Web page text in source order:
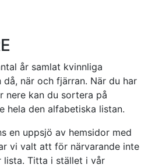
år samlat kvinnliga
när och fjärran. När du har
nere kan du sortera på
hela den alfabetiska listan.
en uppsjö av hemsidor med
vi valt att för närvarande inte
lista. Titta i stället i vår